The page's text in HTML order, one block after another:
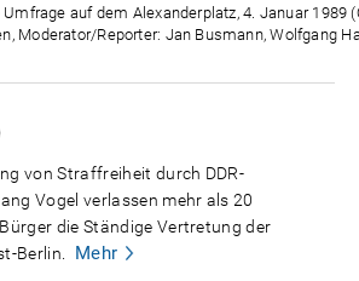
Zeit
Umfrage auf dem Alexanderplatz, 4. Januar 1989
Moderator/Reporter: Jan Busmann, Wolfgang
von Straffreiheit durch DDR-
Vogel verlassen mehr als 20
die Ständige Vertretung der
Berlin.
Mehr